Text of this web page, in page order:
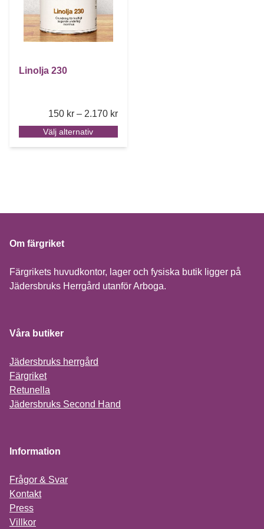
Linolja 230
150 kr – 2.170 krPrice range: 150 kr through 2.170
Välj alternativ
Om färgriket
Färgrikets huvudkontor, lager och fysiska butik ligger på
Jädersbruks Herrgård utanför Arboga.
Våra butiker
Jädersbruks herrgård
Färgriket
Retunella
Jädersbruks Second Hand
Information
Frågor & Svar
Kontakt
Press
Villkor